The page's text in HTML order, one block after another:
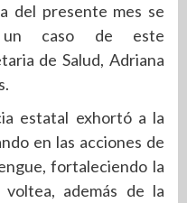
del presente mes se
caso de este
de Salud, Adriana
estatal exhortó a la
en las acciones de
fortaleciendo la
además de la